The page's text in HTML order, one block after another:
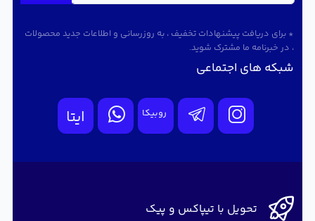
* برای دریافت پیشنهادات تخفیف ، به روزرسانی و اطلاعات جدید محصولات
، در خبرنامه ما مشترک شوید.
شبکه های اجتماعی
روبیکا ایتا
تحویل با تیپاکس و پیک